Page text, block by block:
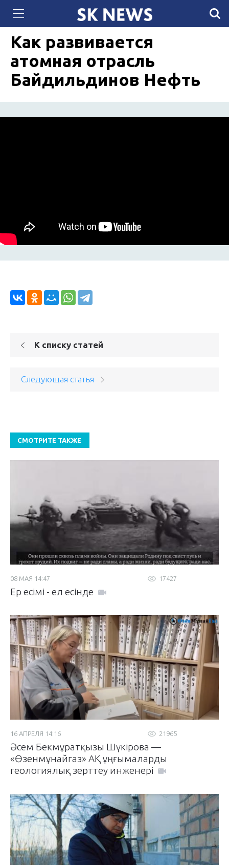
Губернатор штата Техас Грег Эбботт «объявил
войну» Байдену
16 МАЯ 2021, 21:44 4727
Как развивается
атомная отрасль
Байдильдинов Нефть
К списку статей
Следующая статья
СМОТРИТЕ ТАКЖЕ
17427
08 МАЯ 14:47
Ер есімі - ел есінде
21965
16 АПРЕЛЯ 14:16
Әсем Бекмұратқызы Шүкірова —
«Өзенмұнайгаз» АҚ ұңғымаларды
геологиялық зерттеу инженері